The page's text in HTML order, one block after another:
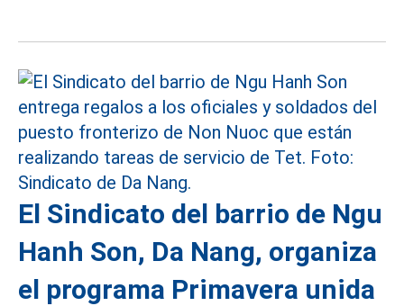
El Sindicato del barrio de Ngu
Hanh Son, Da Nang, organiza
el programa Primavera unida